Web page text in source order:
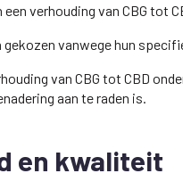
verhouding van CBG tot
vanwege hun
van CBG tot CBD
aan te raden is.
en kwaliteit